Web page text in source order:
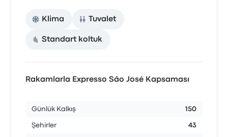
Klima Tuvalet
Standart koltuk
Rakamlarla Expresso São José Kapsaması
Günlük Kalkış 150
Şehirler 43